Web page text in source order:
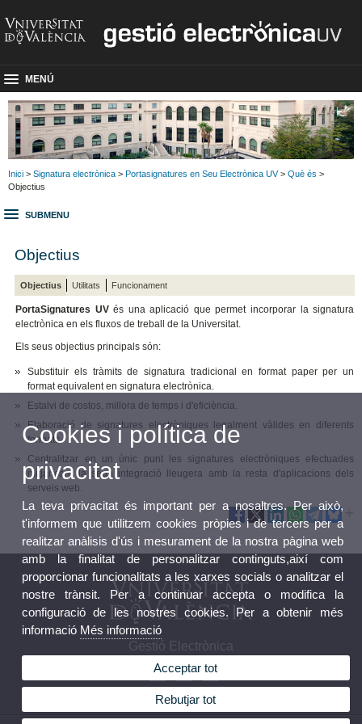
MENÚ
Inici > Signatura electrònica > Portasignatures en Seu Electrònica UV> Què és >
Objectius
SUBMENU
Objectius
Objectius Utilitats Funcionament
PortaSignatures UVés una aplicació que permet incorporar la signatura
electrònica en els fluxos de treball de la Universitat.
Els seus objectius principals són:
Substituir els tràmits de signatura tradicional en format paper per un
format equivalent en signatura electrònica.
Estalvi de costos, millora de temps i d'eficiència.
Elaboració de signatures electròniques legalment vàlides en diferents
formats.
Centralitzar en un únic punt les signatures electròniques efectuades
mitjançant la seua integració lleugera amb la resta d'aplicacions dels
serveis web.
Gestió Electrònica
Cookies i política de
privacitat
La teva privacitat és important per a nosaltres. Per això,
t'informem que utilitzem cookies pròpies i de tercers per a
realitzar anàlisis d'ús i mesurament de la nostra pàgina web
amb la finalitat de personalitzar continguts,així com
proporcionar funcionalitats a les xarxes socials o analitzar el
nostre trànsit. Per a continuar accepta o modifica la
configuració de les nostres cookies. Per a obtenir més
informació Més informació
Acceptar tot
Rebutjar tot